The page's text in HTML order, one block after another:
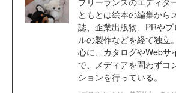
ともとは絵本の編集から
誌、企業出版物、PRや
ルの製作などを経て独立
心に、カタログやWebサ
で、メディアを問わずコ
ションを行っている。